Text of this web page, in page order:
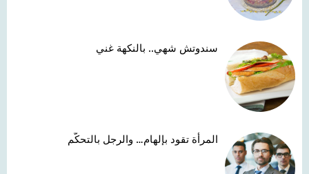
سندوتش شهي.. بالنكهة غني
المرأة تقود بإلهام… والرجل بالتحكّم